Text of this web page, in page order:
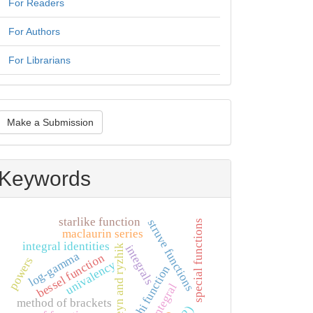
For Readers
For Authors
For Librarians
Make a Submission
integrals
phi function
method of brackets
integral identities
bessel function struve functionsspecial functions
log-gamma
maclaurin series
powers
starlike function
univalency